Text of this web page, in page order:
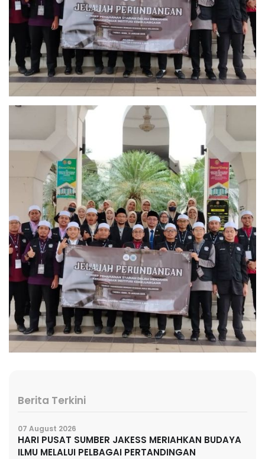
Berita Terkini
07 August 2026
HARI PUSAT SUMBER JAKESS MERIAHKAN BUDAYA
ILMU MELALUI PELBAGAI PERTANDINGAN